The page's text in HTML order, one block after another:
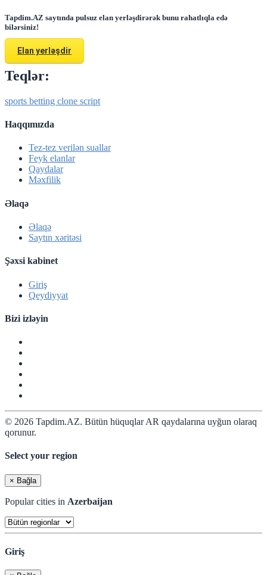
Tapdim.AZ saytında pulsuz elan yerləşdirərək bunu rahatlıqla edə
bilərsiniz!
Elan yerləşdir
Teqlər:
sports betting clone script
Haqqımızda
Tez-tez verilən suallar
Feyk elanlar
Qaydalar
Məxfilik
Əlaqə
Əlaqə
Saytın xəritəsi
Şəxsi kabinet
Giriş
Qeydiyyat
Bizi izləyin
© 2026 Tapdim.AZ. Bütün hüquqlar AR qaydalarına uyğun olaraq
qorunur.
Select your region
× Bağla
Popular cities in Azerbaijan
Giriş